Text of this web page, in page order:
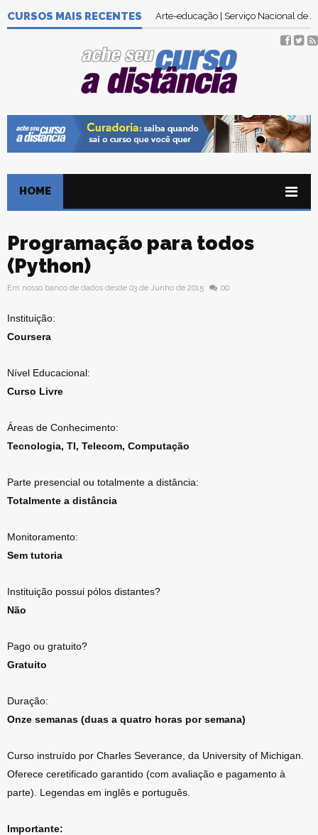
CURSOS MAIS RECENTES Arte-educação | Serviço Nacional de
HOME
Programação para todos
(Python)
Em nosso banco de dados desde 03 de Junho de 2015 00
Instituição:
Coursera
Nível Educacional:
Curso Livre
Áreas de Conhecimento:
Tecnologia, TI, Telecom, Computação
Parte presencial ou totalmente a distância:
Totalmente a distância
Monitoramento:
Sem tutoria
Instituição possui pólos distantes?
Não
Pago ou gratuito?
Gratuito
Duração:
Onze semanas (duas a quatro horas por semana)
Curso instruído por Charles Severance, da University of Michigan.
Oferece ceretificado garantido (com avaliação e pagamento à
parte). Legendas em inglês e português.
Importante: